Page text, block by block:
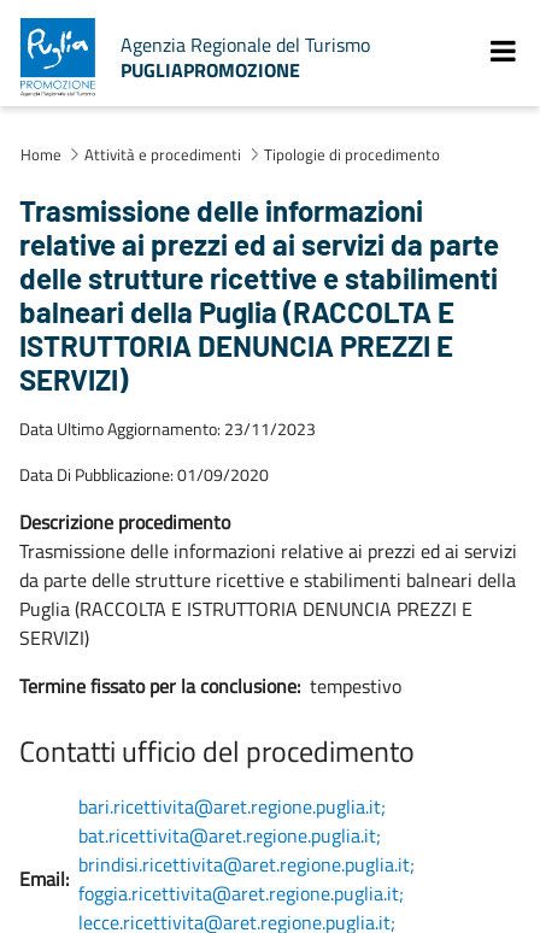
Agenzia Regionale del Turismo
PUGLIAPROMOZIONE
Home Attività e procedimenti Tipologie di procedimento
Trasmissione delle informazioni
relative ai prezzi ed ai servizi da parte
delle strutture ricettive e stabilimenti
balneari della Puglia (RACCOLTA E
ISTRUTTORIA DENUNCIA PREZZI E
SERVIZI)
Data Ultimo Aggiornamento: 23/11/2023
Data Di Pubblicazione: 01/09/2020
Descrizione procedimento
Trasmissione delle informazioni relative ai prezzi ed ai servizi
da parte delle strutture ricettive e stabilimenti balneari della
Puglia (RACCOLTA E ISTRUTTORIA DENUNCIA PREZZI E
SERVIZI)
Termine fissato per la conclusione: tempestivo
Contatti ufficio del procedimento
Email:
bari.ricettivita@aret.regione.puglia.it;
bat.ricettivita@aret.regione.puglia.it;
brindisi.ricettivita@aret.regione.puglia.it;
foggia.ricettivita@aret.regione.puglia.it;
lecce.ricettivita@aret.regione.puglia.it;